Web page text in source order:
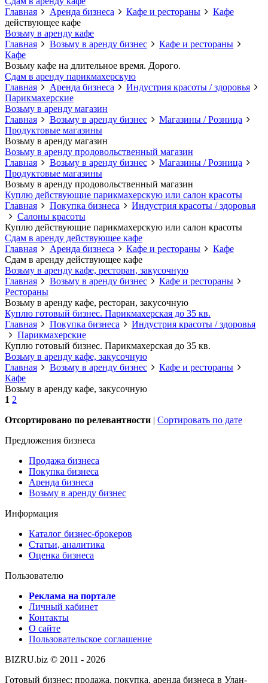
Главная
Аренда бизнеса Кафе и рестораны
Кафе
действующее кафе
Возьму в аренду кафе
Главная
Возьму в аренду бизнес
Кафе и рестораны
Кафе
Возьму кафе на длительное время. Дорого.
Сдам в аренду парикмахерскую
Главная
Аренда бизнеса
Индустрия красоты / здоровья
Парикмахерские
Возьму в аренду магазин
Главная
Возьму в аренду бизнес
Магазины / Розница
Продуктовые магазины
Возьму в аренду магазин
Возьму в аренду продовольственный магазин
Главная
Возьму в аренду бизнес
Магазины / Розница
Продуктовые магазины
Возьму в аренду продовольственный магазин
Куплю действующие парикмахерскую или салон красоты
Главная
Покупка бизнеса
Индустрия красоты / здоровья
Салоны красоты
Куплю действующие парикмахерскую или салон красоты
Сдам в аренду действующее кафе
Главная
Аренда бизнеса Кафе и рестораны
Кафе
Сдам в аренду действующее кафе
Возьму в аренду кафе, ресторан, закусочную
Главная
Возьму в аренду бизнес
Кафе и рестораны
Рестораны
Возьму в аренду кафе, ресторан, закусочную
Куплю готовый бизнес. Парикмахерская до 35 кв.
Главная
Покупка бизнеса
Индустрия красоты / здоровья
Парикмахерские
Куплю готовый бизнес. Парикмахерская до 35 кв.
Возьму в аренду кафе, закусочную
Главная
Возьму в аренду бизнес
Кафе и рестораны
Кафе
Возьму в аренду кафе, закусочную
1 2
Отсортировано по релевантности | Сортировать по дате
Предложения бизнеса
Продажа бизнеса
Покупка бизнеса
Аренда бизнеса
Возьму в аренду бизнес
Информация
Каталог бизнес-брокеров
Статьи, аналитика
Оценка бизнеса
Пользователю
Реклама на портале
Личный кабинет
Контакты
О сайте
Пользовательское соглашение
BIZRU.biz © 2011 - 2026
Готовый бизнес: продажа, покупка, аренда бизнеса в Улан-